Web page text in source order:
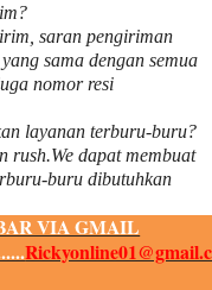
saran pengiriman
sama dengan semua
nomorresi
layanan terburu-buru?
rush.We dapat membuat
buru dibutuhkan
VIA GMAIL